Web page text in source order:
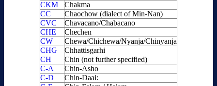
CKM
Chakma
CC
Chaochow (dialect of Min-Nan)
CVC
Chavacano/Chabacano
CHE
Chechen
CW
Chewa/Chichewa/Nyanja/Chinyanja
CHG
Chhattisgarhi
CH
Chin (not further specified)
C-A
Chin-Asho
C-D
Chin-Daai: